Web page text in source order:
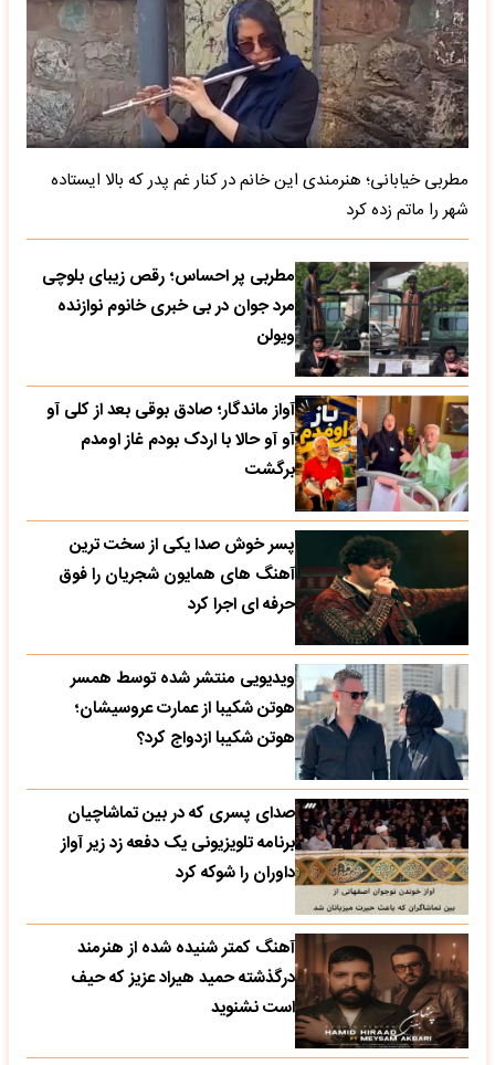
مطربی خیابانی؛ هنرمندی این خانم در کنار غم پدر که بالا ایستاده
شهر را ماتم زده کرد
مطربی پر احساس؛ رقص زیبای بلوچی
مرد جوان در بی خبری خانوم نوازنده
ویولن
آواز ماندگار؛ صادق بوقی بعد از کلی آو
آو آو حالا با اردک بودم غاز اومدم
برگشت
پسر خوش صدا یکی از سخت ترین
آهنگ های همایون شجریان را فوق
حرفه ای اجرا کرد
ویدیویی منتشر شده توسط همسر
هوتن شکیبا از عمارت عروسیشان؛
هوتن شکیبا ازدواج کرد؟
صدای پسری که در بین تماشاچیان
برنامه تلویزیونی یک دفعه زد زیر آواز
داوران را شوکه کرد
آهنگ کمتر شنیده شده از هنرمند
درگذشته حمید هیراد عزیز که حیف
است نشنوید